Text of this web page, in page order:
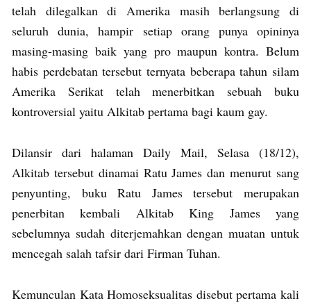
telah dilegalkan di Amerika masih berlangsung di
seluruh dunia, hampir setiap orang punya opininya
masing-masing baik yang pro maupun kontra. Belum
habis perdebatan tersebut ternyata beberapa tahun silam
Amerika Serikat telah menerbitkan sebuah buku
kontroversial yaitu Alkitab pertama bagi kaum gay.
Dilansir dari halaman Daily Mail, Selasa (18/12),
Alkitab tersebut dinamai Ratu James dan menurut sang
penyunting, buku Ratu James tersebut merupakan
penerbitan kembali Alkitab King James yang
sebelumnya sudah diterjemahkan dengan muatan untuk
mencegah salah tafsir dari Firman Tuhan.
Kemunculan Kata Homoseksualitas disebut pertama kali